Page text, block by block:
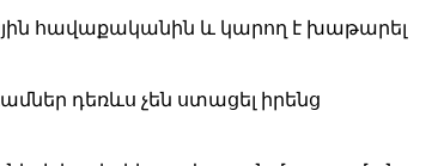
հավաքականին և կարող է խաթարել
դեռևս չեն ստացել իրենց